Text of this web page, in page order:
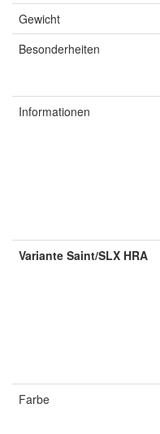
Gewicht
Besonderheiten
Informationen
Variante Saint/SLX HRA
Farbe